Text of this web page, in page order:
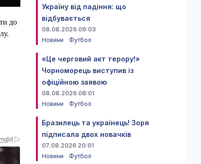
до
Україну від падіння: що
відбувається
08.08.2026 09:03
Новини
Футбол
«Це черговий акт терору!»
Чорноморець виступив із
офіційною заявою
08.08.2026 08:01
Новини
Футбол
Бразилець та українець! Зоря
підписала двох новачків
07.08.2026 20:01
Новини
Футбол